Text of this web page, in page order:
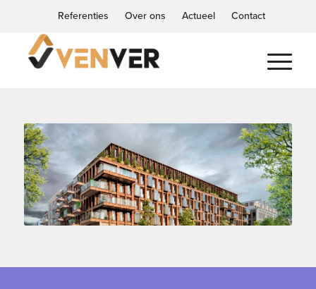
Referenties Over ons Actueel Contact